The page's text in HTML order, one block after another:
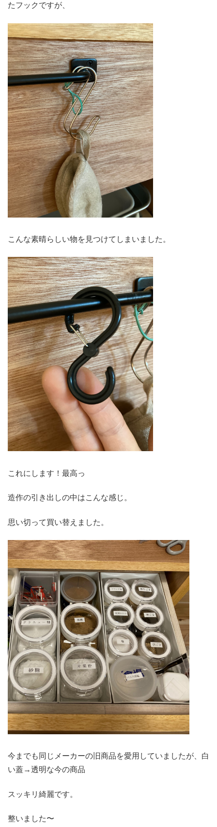
たフックですが、
こんな素晴らしい物を見つけてしまいました。
これにします！最高っ
造作の引き出しの中はこんな感じ。
思い切って買い替えました。
今までも同じメーカーの旧商品を愛用していましたが、白
い蓋→透明な今の商品
スッキリ綺麗です。
整いました〜